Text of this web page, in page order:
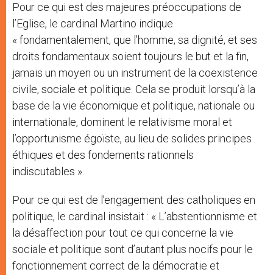
Pour ce qui est des majeures préoccupations de
l’Eglise, le cardinal Martino indique
« fondamentalement, que l’homme, sa dignité, et ses
droits fondamentaux soient toujours le but et la fin,
jamais un moyen ou un instrument de la coexistence
civile, sociale et politique. Cela se produit lorsqu’à la
base de la vie économique et politique, nationale ou
internationale, dominent le relativisme moral et
l’opportunisme égoïste, au lieu de solides principes
éthiques et des fondements rationnels
indiscutables ».
Pour ce qui est de l’engagement des catholiques en
politique, le cardinal insistait : « L’abstentionnisme et
la désaffection pour tout ce qui concerne la vie
sociale et politique sont d’autant plus nocifs pour le
fonctionnement correct de la démocratie et